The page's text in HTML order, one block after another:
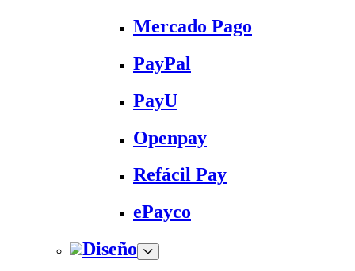
Mercado Pago
PayPal
PayU
Openpay
Refácil Pay
ePayco
Diseño